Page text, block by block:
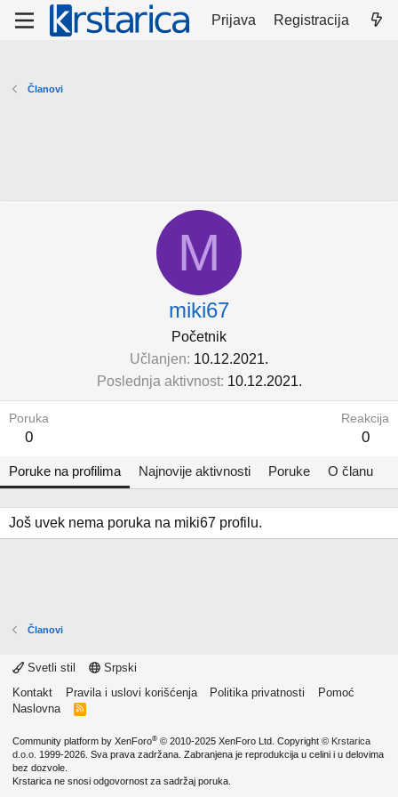
Prijava Registracija
Članovi
M
miki67
Početnik
Učlanjen 10.12.2021.
Poslednja aktivnost 10.12.2021.
Poruka
0
Reakcija
0
Poruke na profilima Najnovije aktivnosti Poruke O članu
Još uvek nema poruka na miki67 profilu.
Članovi
Svetli stil
Srpski
Kontakt
Pravila i uslovi korišćenja Politika privatnosti
Pomoć
Naslovna
R
Community platform by XenForo® © 2010-2025 XenForo Ltd. Copyright © Krstarica
d.o.o. 1999-2026. Sva prava zadržana. Zabranjena je reprodukcija u celini i u delovima
bez dozvole.
Krstarica ne snosi odgovornost za sadržaj poruka.